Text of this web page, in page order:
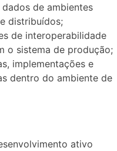
de ambientes
distribuídos;
de interoperabilidade
o sistema de produção;
implementações e
dentro do ambiente de
ativo